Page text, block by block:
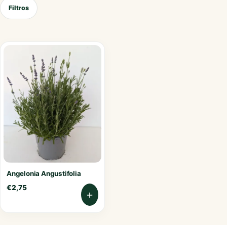
Filtros
Angelonia Angustifolia
€2,75
+